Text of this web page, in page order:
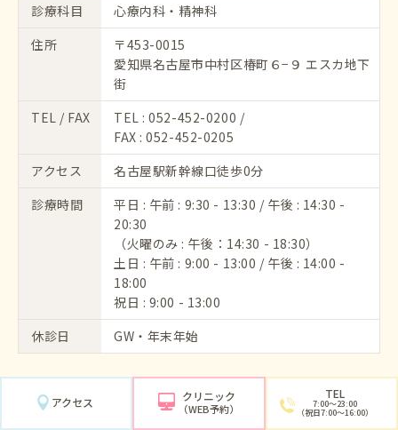
診療科目
心療内科・精神科
住所
〒453-0015
愛知県名古屋市中村区椿町６−９ エスカ地下
街
TEL / FAX
TEL :052-452-0200 /
FAX : 052-452-0205
アクセス
名古屋駅新幹線口徒歩0分
診療時間
平日 : 午前 : 9:30 - 13:30 / 午後 : 14:30 -
20:30
（火曜のみ : 午後：14:30 - 18:30）
土日 : 午前 : 9:00 - 13:00 / 午後 : 14:00 -
18:00
祝日 : 9:00 - 13:00
休診日
GW・年末年始
アクセス クリニック
（WEB予約）
TEL
7:00〜23:00
（祝日7:00〜16:00）